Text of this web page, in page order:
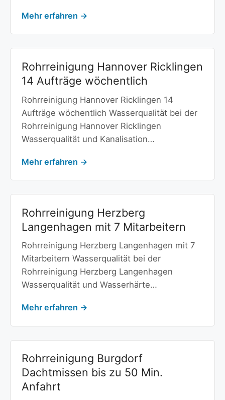
Mehr erfahren →
Rohrreinigung Hannover Ricklingen
14 Aufträge wöchentlich
Rohrreinigung Hannover Ricklingen 14
Aufträge wöchentlich Wasserqualität bei der
Rohrreinigung Hannover Ricklingen
Wasserqualität und Kanalisation…
Mehr erfahren →
Rohrreinigung Herzberg
Langenhagen mit 7 Mitarbeitern
Rohrreinigung Herzberg Langenhagen mit 7
Mitarbeitern Wasserqualität bei der
Rohrreinigung Herzberg Langenhagen
Wasserqualität und Wasserhärte…
Mehr erfahren →
Rohrreinigung Burgdorf
Dachtmissen bis zu 50 Min.
Anfahrt